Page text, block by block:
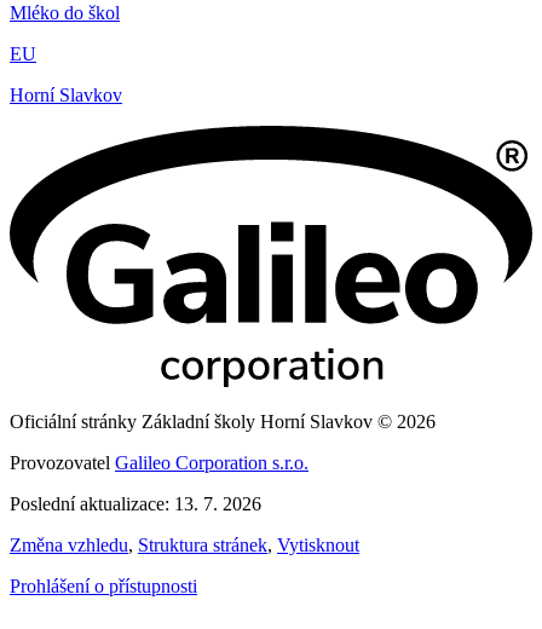
Mléko do škol
EU
Horní Slavkov
Oficiální stránky Základní školy Horní Slavkov © 2026
Provozovatel Galileo Corporation s.r.o.
Poslední aktualizace: 13. 7. 2026
Změna vzhledu, Struktura stránek, Vytisknout
Prohlášení o přístupnosti